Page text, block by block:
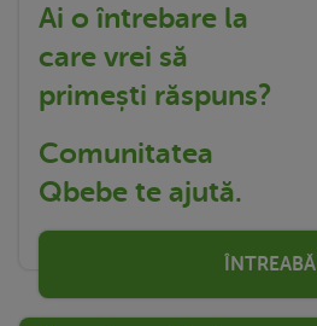
Ai o întrebare la
care vrei să
primești răspuns?
Comunitatea
Qbebe te ajută.
ÎNTREABĂ